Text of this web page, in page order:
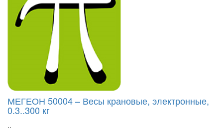
МЕГЕОН 50004 – Весы крановые, электронные,
0.3..300 кг
..